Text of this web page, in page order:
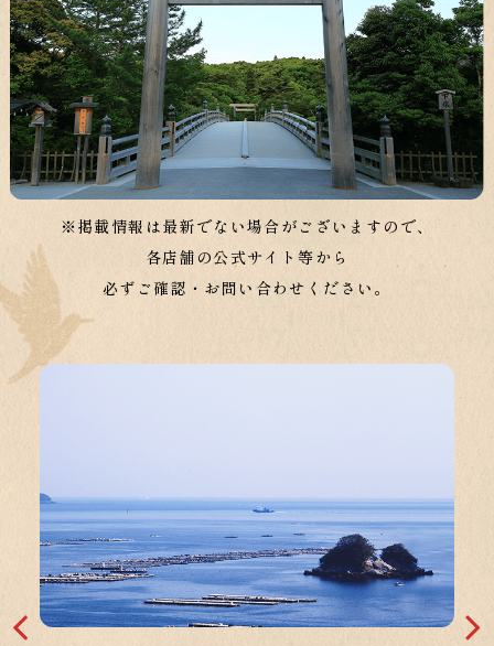
※掲載情報は最新でない場合がございますので、
各店舗の公式サイト等から
必ずご確認・お問い合わせください。